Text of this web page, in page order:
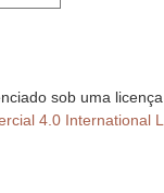
sob uma licença
4.0 International